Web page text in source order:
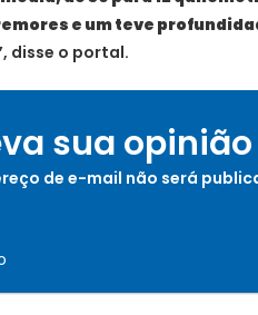
e um teve
, disse o portal.
sua opinião
de e-mail não será